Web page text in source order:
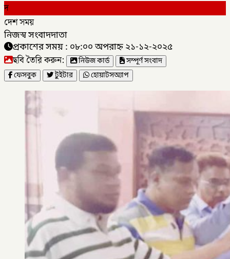
দ
দেশ সময়
নিজস্ব সংবাদদাতা
প্রকাশের সময় : ০৮:০০ অপরাহ্ন ২১-১২-২০২৫
ছবি তৈরি করুন: নিউজ কার্ড
সম্পূর্ণ সংবাদ
ফেসবুক
টুইটার হোয়াটসঅ্যাপ